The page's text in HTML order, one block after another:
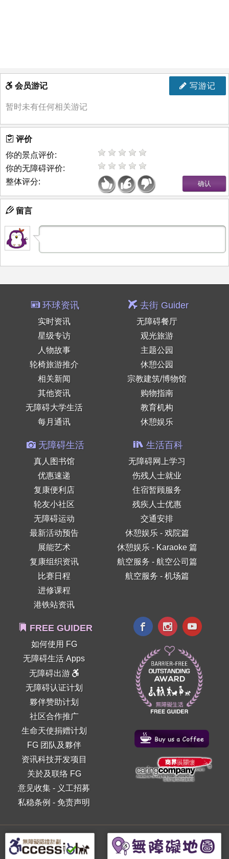
写游记
会员游记
暂时未有任何相关游记
评价
你的景点评价:
你的无障碍评价:
整体评分:
留言
环球资讯
实时资讯
星级专访
人物故事
轮椅旅游推介
相关新闻
其他资讯
无障碍大学生活
每月通讯
去街 Guider
无障碍餐厅
观光旅游
主题公园
休憩公园
宗教建筑/博物馆
购物指南
教育机构
休憩娱乐
无障碍生活
真人图书馆
优惠速递
复康便利店
轮友小社区
无障碍运动
最新活动预告
展能艺术
复康组织资讯
比赛日程
进修课程
港铁站资讯
生活百科
无障碍网上学习
伤残人士就业
住宿暂顾服务
残疾人士优惠
交通安排
休憩娱乐 - 戏院篇
休憩娱乐 - Karaoke 篇
航空服务 - 航空公司篇
航空服务 - 机场篇
FREE GUIDER
如何使用 FG
无障碍生活 Apps
无障碍出游
无障碍认证计划
夥伴赞助计划
社区合作推广
生命天使捐赠计划
FG 团队及夥伴
资讯科技开发项目
关於及联络 FG
意见收集 - 义工招募
私稳条例 - 免责声明